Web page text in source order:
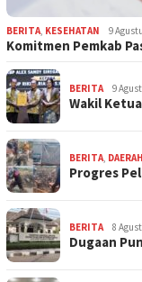
BERITA, KESEHATAN 9
Komitmen Pemkab
BERITA 9
Wakil
BERITA, DAERAH
Progres
BERITA 8
Dugaan